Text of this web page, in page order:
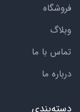
فروشگاه
وبلاگ
تماس با ما
درباره ما
دسته‌بندی